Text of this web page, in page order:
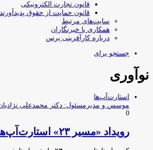
قانون تجارت الکترونیکی
قانون حمایت از حقوق
سایت‌های مرتبط
همکاری با خبرنگاران
درباره کارآفرینی پرس
جستجو برای
نوآوری
استارت‌آپ‌ها
موسس و مدیرمسئول: دکتر محمدعلی
0
رویداد «مسیر ۲۳» استارت‌آپ‌ها را وارد بازی بزرگ نوآوری می‌کند